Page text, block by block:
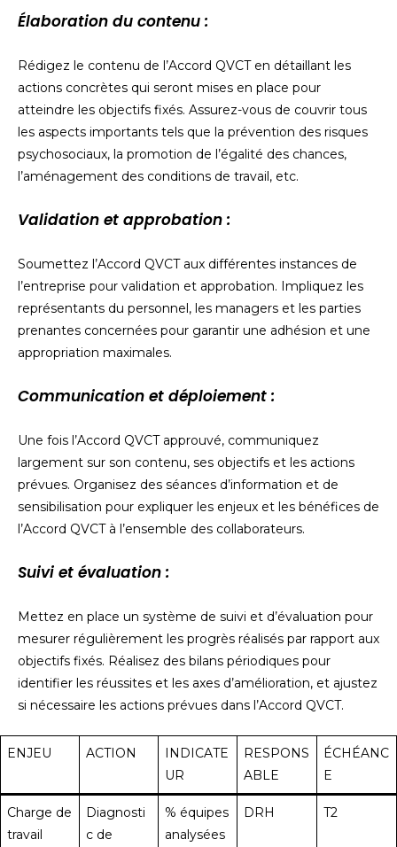
Élaboration du contenu :
Rédigez le contenu de l’Accord QVCT en détaillant les
actions concrètes qui seront mises en place pour
atteindre les objectifs fixés. Assurez-vous de couvrir tous
les aspects importants tels que la prévention des risques
psychosociaux, la promotion de l’égalité des chances,
l’aménagement des conditions de travail, etc.
Validation et approbation :
Soumettez l’Accord QVCT aux différentes instances de
l’entreprise pour validation et approbation. Impliquez les
représentants du personnel, les managers et les parties
prenantes concernées pour garantir une adhésion et une
appropriation maximales.
Communication et déploiement :
Une fois l’Accord QVCT approuvé, communiquez
largement sur son contenu, ses objectifs et les actions
prévues. Organisez des séances d’information et de
sensibilisation pour expliquer les enjeux et les bénéfices de
l’Accord QVCT à l’ensemble des collaborateurs.
Suivi et évaluation :
Mettez en place un système de suivi et d’évaluation pour
mesurer régulièrement les progrès réalisés par rapport aux
objectifs fixés. Réalisez des bilans périodiques pour
identifier les réussites et les axes d’amélioration, et ajustez
si nécessaire les actions prévues dans l’Accord QVCT.
ENJEU ACTION
INDICATE
UR
RESPONS
ABLE
ÉCHÉANC
E
Charge de
travail
Diagnosti
c de
% équipes
analysées
DRH T2